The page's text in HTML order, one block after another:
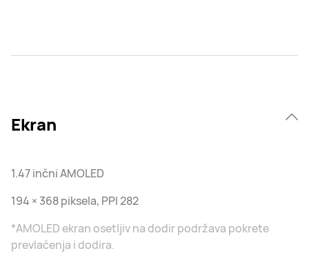
Ekran
1.47 inčni AMOLED
194 × 368 piksela, PPI 282
*AMOLED ekran osetljiv na dodir podržava pokrete
prevlačenja i dodira.